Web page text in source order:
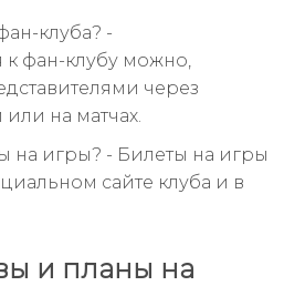
клуба? -
фан-клубу можно,
через
на матчах.
на игры? - Билеты на игры
сайте клуба и в
и планы на